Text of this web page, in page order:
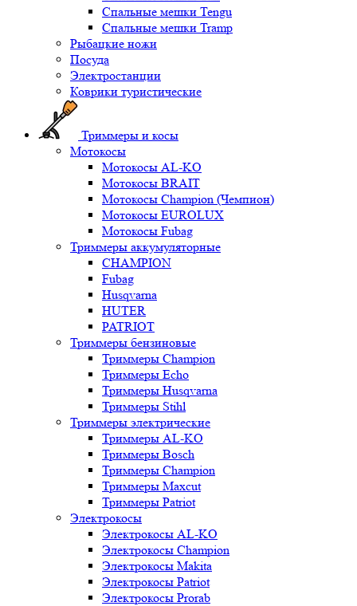
Спальные мешки Tengu
Спальные мешки Tramp
Рыбацкие ножи
Посуда
Электростанции
Коврики туристические
Триммеры и косы
Мотокосы
Мотокосы AL-KO
Мотокосы BRAIT
Мотокосы Champion (Чемпион)
Мотокосы EUROLUX
Мотокосы Fubag
Триммеры аккумуляторные
CHAMPION
Fubag
Husqvarna
HUTER
PATRIOT
Триммеры бензиновые
Триммеры Champion
Триммеры Echo
Триммеры Husqvarna
Триммеры Stihl
Триммеры электрические
Триммеры AL-KO
Триммеры Bosch
Триммеры Champion
Триммеры Maxcut
Триммеры Patriot
Электрокосы
Электрокосы AL-KO
Электрокосы Champion
Электрокосы Makita
Электрокосы Patriot
Электрокосы Prorab